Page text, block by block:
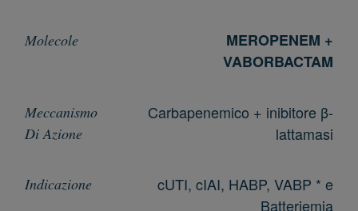
MEROPENEM +
VABORBACTAM
Carbapenemico + inibitore β-
lattamasi
cUTI, cIAI, HABP, VABP * e
Batteriemia